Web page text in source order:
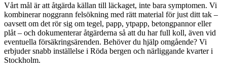
Vårt mål är att åtgärda källan till läckaget, inte bara symptomen. Vi
kombinerar noggrann felsökning med rätt material för just ditt tak –
oavsett om det rör sig om tegel, papp, ytpapp, betongpannor eller
plåt – och dokumenterar åtgärderna så att du har full koll, även vid
eventuella försäkringsärenden. Behöver du hjälp omgående? Vi
erbjuder snabb inställelse i Röda bergen och närliggande kvarter i
Stockholm.